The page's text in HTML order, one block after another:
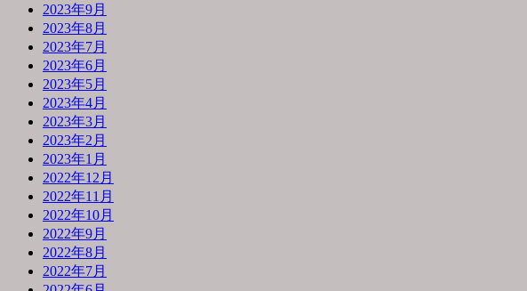
2023年9月
2023年8月
2023年7月
2023年6月
2023年5月
2023年4月
2023年3月
2023年2月
2023年1月
2022年12月
2022年11月
2022年10月
2022年9月
2022年8月
2022年7月